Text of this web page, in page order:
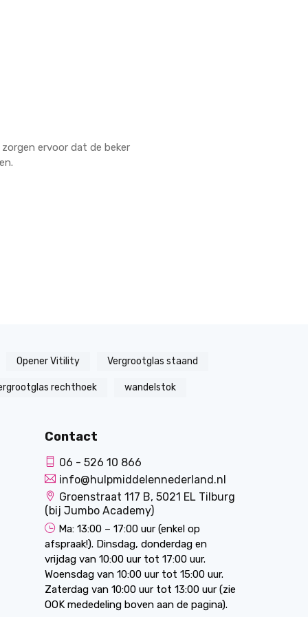
ervoor dat de beker
Opener Vitility Vergrootglas staand
rechthoek wandelstok
Contact
06 - 526 10 866
info@hulpmiddelennederland.nl
Groenstraat 117 B, 5021 EL Tilburg
(bij Jumbo Academy)
Ma: 13:00 – 17:00 uur (enkel op
afspraak!). Dinsdag, donderdag en
vrijdag van 10:00 uur tot 17:00 uur.
Woensdag van 10:00 uur tot 15:00 uur.
Zaterdag van 10:00 uur tot 13:00 uur (zie
OOK mededeling boven aan de pagina).